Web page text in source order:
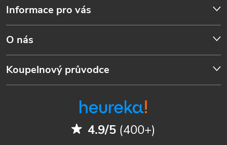
Informace pro vás
O nás
Koupelnový průvodce
4.9/5 (400+)